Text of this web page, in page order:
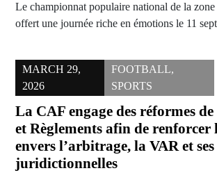
Le championnat populaire national de la
offert une journée riche en émotions le 11
MARCH 29,
2026
FOOTBALL,
SPORTS
La CAF engage des réformes de
et Règlements afin de renforcer
envers l’arbitrage, la VAR et
juridictionnelles